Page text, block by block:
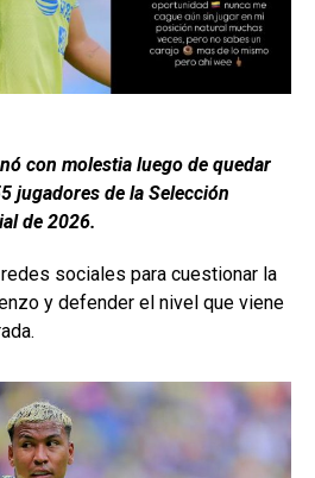
con molestia luego de quedar
jugadores de la Selección
de 2026.
sociales para cuestionar la
y defender el nivel que viene